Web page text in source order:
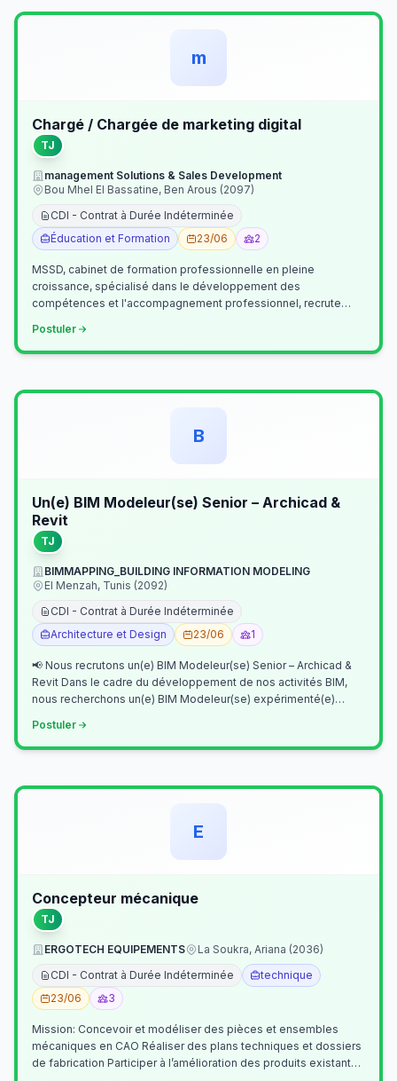
m
Chargé / Chargée de marketing digital
TJ
management Solutions & Sales Development
Bou Mhel El Bassatine, Ben Arous (2097)
CDI - Contrat à Durée Indéterminée
Éducation et Formation
23/06 2
MSSD, cabinet de formation professionnelle en pleine
croissance, spécialisé dans le développement des
compétences et l'accompagnement professionnel, recrute
Postuler
B
Un(e) BIM Modeleur(se) Senior – Archicad &
Revit
TJ
BIMMAPPING_BUILDING INFORMATION MODELING
El Menzah, Tunis (2092)
CDI - Contrat à Durée Indéterminée
Architecture et Design
23/06 1
📢 Nous recrutons un(e) BIM Modeleur(se) Senior – Archicad &
Revit Dans le cadre du développement de nos activités BIM,
nous recherchons un(e) BIM Modeleur(se) expérimenté(e)
Postuler
E
Concepteur mécanique
TJ
ERGOTECH EQUIPEMENTS
La Soukra, Ariana (2036)
CDI - Contrat à Durée Indéterminée
technique
23/06
3
Mission: Concevoir et modéliser des pièces et ensembles
mécaniques en CAO Réaliser des plans techniques et dossiers
de fabrication Participer à l’amélioration des produits existants